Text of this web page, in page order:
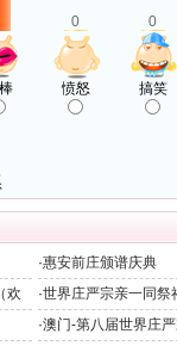
0 0
愤怒 搞笑
·惠安前庄颁谱庆典
欢
·世界庄严宗亲一同祭
州）
·澳门-第八届世界庄